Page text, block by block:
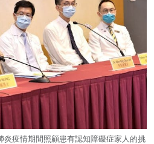
炎疫情期間照顧患有認知障礙症家人的挑